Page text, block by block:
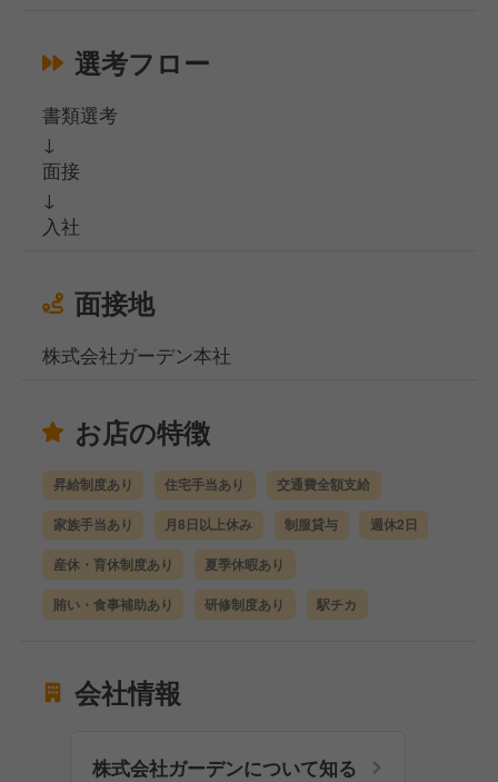
選考フロー
書類選考
↓
面接
↓
入社
面接地
株式会社ガーデン本社
お店の特徴
昇給制度あり 住宅手当あり 交通費全額支給
家族手当あり 月8日以上休み 制服貸与 週休2日
産休・育休制度あり 夏季休暇あり
賄い・食事補助あり 研修制度あり 駅チカ
会社情報
株式会社ガーデンについて知る